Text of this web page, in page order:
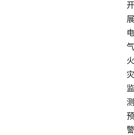
开
展
电
气
火
灾
监
测
预
警